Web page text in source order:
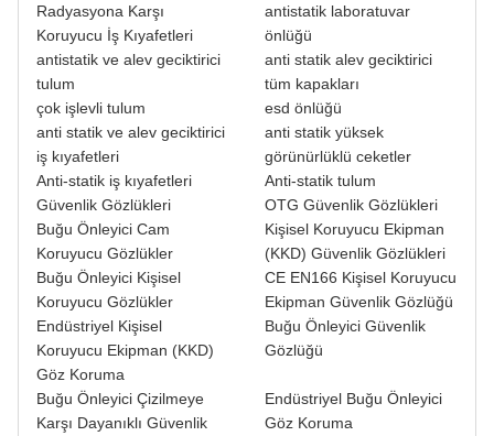
Radyasyona Karşı
Koruyucu İş Kıyafetleri
antistatik laboratuvar
önlüğü
antistatik ve alev geciktirici
tulum
anti statik alev geciktirici
tüm kapakları
çok işlevli tulum
esd önlüğü
anti statik ve alev geciktirici
iş kıyafetleri
anti statik yüksek
görünürlüklü ceketler
Anti-statik iş kıyafetleri
Anti-statik tulum
Güvenlik Gözlükleri
OTG Güvenlik Gözlükleri
Buğu Önleyici Cam
Koruyucu Gözlükler
Kişisel Koruyucu Ekipman
(KKD) Güvenlik Gözlükleri
Buğu Önleyici Kişisel
Koruyucu Gözlükler
CE EN166 Kişisel Koruyucu
Ekipman Güvenlik Gözlüğü
Endüstriyel Kişisel
Koruyucu Ekipman (KKD)
Göz Koruma
Buğu Önleyici Güvenlik
Gözlüğü
Buğu Önleyici Çizilmeye
Karşı Dayanıklı Güvenlik
Endüstriyel Buğu Önleyici
Göz Koruma